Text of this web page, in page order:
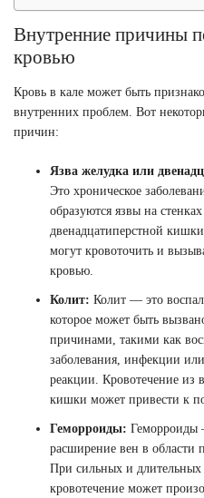
Внутренние причины
кровью
Кровь в кале может быть
внутренних проблем. Вот
причин:
Язва желудка или
Это хроническое
образуются язвы на
двенадцатиперстной
могут кровоточить и
кровью.
Колит: Колит — это
которое может быть
причинами, такими как
заболевания, инфекции
реакции. Кровотечение из
кишки может привести к
Геморроиды: Геморроиды
расширение вен в области
При сильных и длительных
кровотечение может